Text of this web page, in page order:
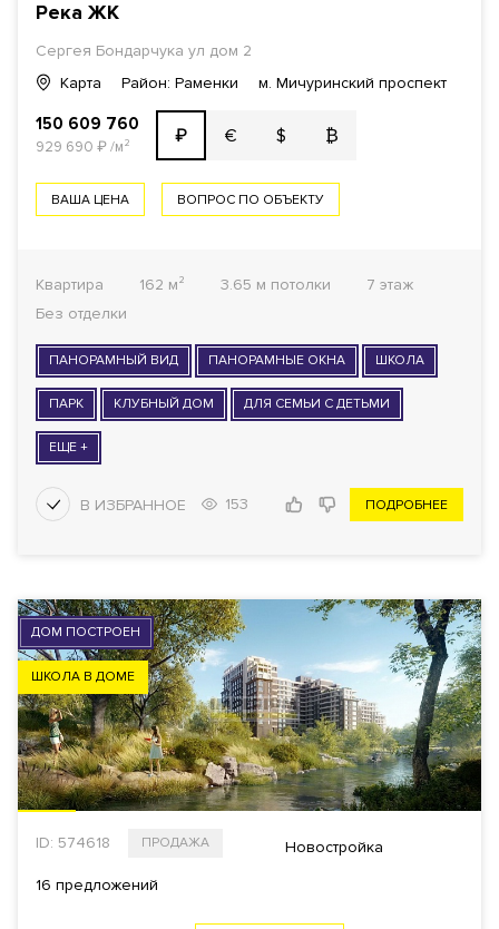
Река ЖК
Сергея Бондарчука ул дом 2
Карта
Район: Раменки м. Мичуринский проспект
150 609 760
929 690 ₽/м² ₽ € $ ₿
ВАША ЦЕНА ВОПРОС ПО ОБЪЕКТУ
Квартира 162 м² 3.65 м потолки
7 этаж
Без отделки
ПАНОРАМНЫЙ ВИД ПАНОРАМНЫЕ ОКНА ШКОЛА
ПАРК КЛУБНЫЙ ДОМ ДЛЯ СЕМЬИ С ДЕТЬМИ
ЕЩЕ +
153 ПОДРОБНЕЕ
ДОМ ПОСТРОЕН
ШКОЛА В ДОМЕ
ID: 574618 ПРОДАЖА Новостройка
16 предложений